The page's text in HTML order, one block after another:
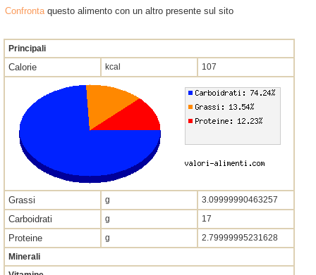
Confrontaquesto alimento con un altro presente sul sito
Principali
Calorie kcal 107
Grassi g 3.09999990463257
Carboidrati g 17
Proteine g
2.79999995231628
Minerali